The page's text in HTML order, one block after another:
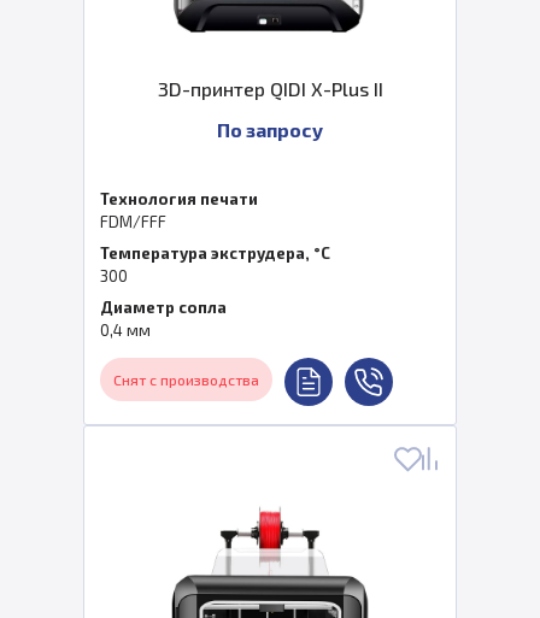
3D-принтер QIDI X-Plus II
По запросу
Технология печати
FDM/FFF
Температура экструдера, °C
300
Диаметр сопла
0,4 мм
Снят с производства